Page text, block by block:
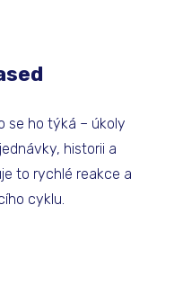
se ho týká – úkoly
historii a
to rychlé reakce a
cyklu.